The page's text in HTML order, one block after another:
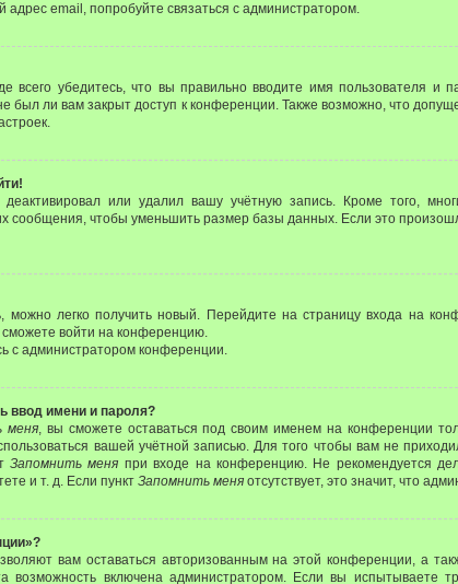
email, попробуйте связаться с администратором.
всего убедитесь, что вы правильно вводите имя пользователя и
был ли вам закрыт доступ к конференции. Также возможно, что
или удалил вашу учётную запись. Кроме того,
сообщения, чтобы уменьшить размер базы данных. Если это
можно легко получить новый. Перейдите на страницу входа на
сможете войти на конференцию.
с администратором конференции.
ввод имени и пароля?
меня, вы сможете оставаться под своим именем на конференции
вашей учётной записью. Для того чтобы вам не
Запомнить меня при входе на конференцию. Не рекомендуется
и т. д. Если пункт Запомнить меня отсутствует, это значит, что
вам оставаться авторизованным на этой конференции, а
возможность включена администратором. Если вы испытываете